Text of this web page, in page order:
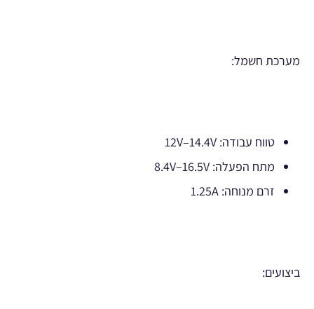
מערכת חשמל:
טווח עבודה: 12V–14.4V
מתח הפעלה: 8.4V–16.5V
זרם מנוחה: 1.25A
ביצועים: